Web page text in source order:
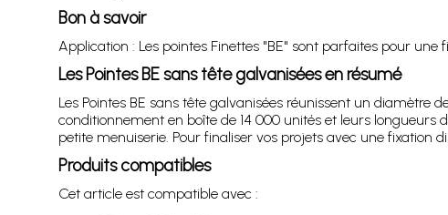
Bon à savoir
Application : Les pointes Finettes "BE" sont parfaites pour
Les Pointes BE sans tête galvanisées en résumé
Les Pointes BE sans tête galvanisées réunissent un
conditionnement en boîte de 14 000 unités et leurs
petite menuiserie. Pour finaliser vos projets avec une fixation
Produits compatibles
Cet article est compatible avec :